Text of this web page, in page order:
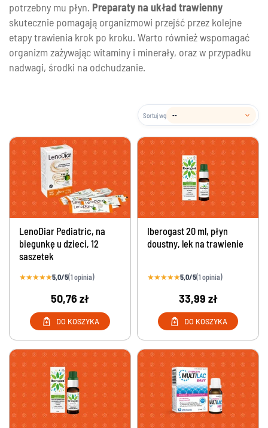
potrzebny mu płyn. Preparaty na układ trawienny
skutecznie pomagają organizmowi przejść przez kolejne
etapy trawienia krok po kroku. Warto również wspomagać
organizm zażywającwitaminy i minerały, oraz w przypadku
nadwagi, środki na odchudzanie.
Sortuj wg
LenoDiar Pediatric, na
biegunkę u dzieci, 12
saszetek
★★★★★5,0/5(1 opinia)
50,76 zł
DO KOSZYKA
Iberogast 20 ml, płyn
doustny, lek na trawienie
★★★★★5,0/5(1 opinia)
33,99 zł
DO KOSZYKA